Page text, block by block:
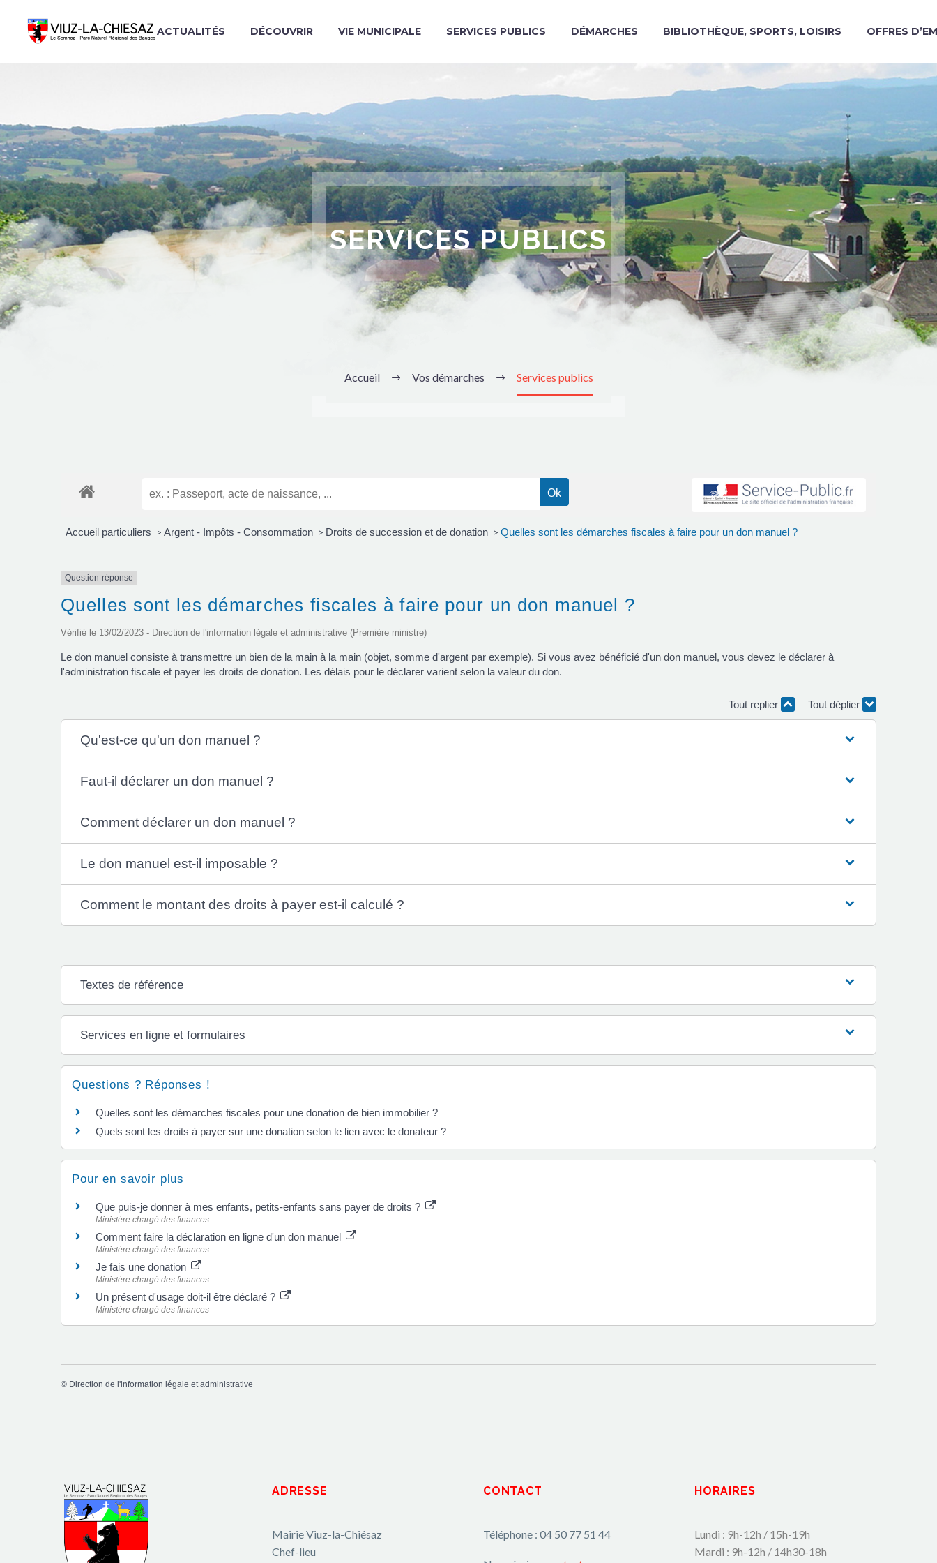
ACTUALITÉS DÉCOUVRIR VIE MUNICIPALE SERVICES PUBLICS DÉMARCHES BIBLIOTHÈQUE, SPORTS, LOISIRS OFFRES
SERVICES PUBLICS
Accueil Vos démarches Services publics
Accueil particuliers > Argent - Impôts - Consommation > Droits de succession et de donation > Quelles sont les démarches fiscales à faire pour un don manuel ?
Question-réponse
Quelles sont les démarches fiscales à faire pour un don manuel ?
Vérifié le 13/02/2023 - Direction de l'information légale et administrative (Première ministre)
Le don manuel consiste à transmettre un bien de la main à la main (objet, somme d'argent par exemple). Si vous avez bénéficié d'un don manuel, vous devez le déclarer à
l'administration fiscale et payer les droits de donation. Les délais pour le déclarer varient selon la valeur du don.
Tout replier Tout déplier
Qu'est-ce qu'un don manuel ?
Faut-il déclarer un don manuel ?
Comment déclarer un don manuel ?
Le don manuel est-il imposable ?
Comment le montant des droits à payer est-il calculé ?
Textes de référence
Services en ligne et formulaires
Questions ? Réponses !
Quelles sont les démarches fiscales pour une donation de bien immobilier ?
Quels sont les droits à payer sur une donation selon le lien avec le donateur ?
Pour en savoir plus
Que puis-je donner à mes enfants, petits-enfants sans payer de droits ?
Ministère chargé des finances
Comment faire la déclaration en ligne d'un don manuel
Ministère chargé des finances
Je fais une donation
Ministère chargé des finances
Un présent d'usage doit-il être déclaré ?
Ministère chargé des finances
© Direction de l'information légale et administrative
ADRESSE
Mairie Viuz-la-Chiésaz
Chef-lieu
CONTACT
Téléphone : 04 50 77 51 44
HORAIRES
Lundi : 9h-12h / 15h-19h
Mardi : 9h-12h / 14h30-18h